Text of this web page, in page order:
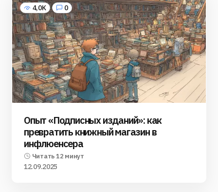
4,0K 0
Опыт «Подписных изданий»: как
превратить книжный магазин в
инфлюенсера
Читать 12 минут
12.09.2025